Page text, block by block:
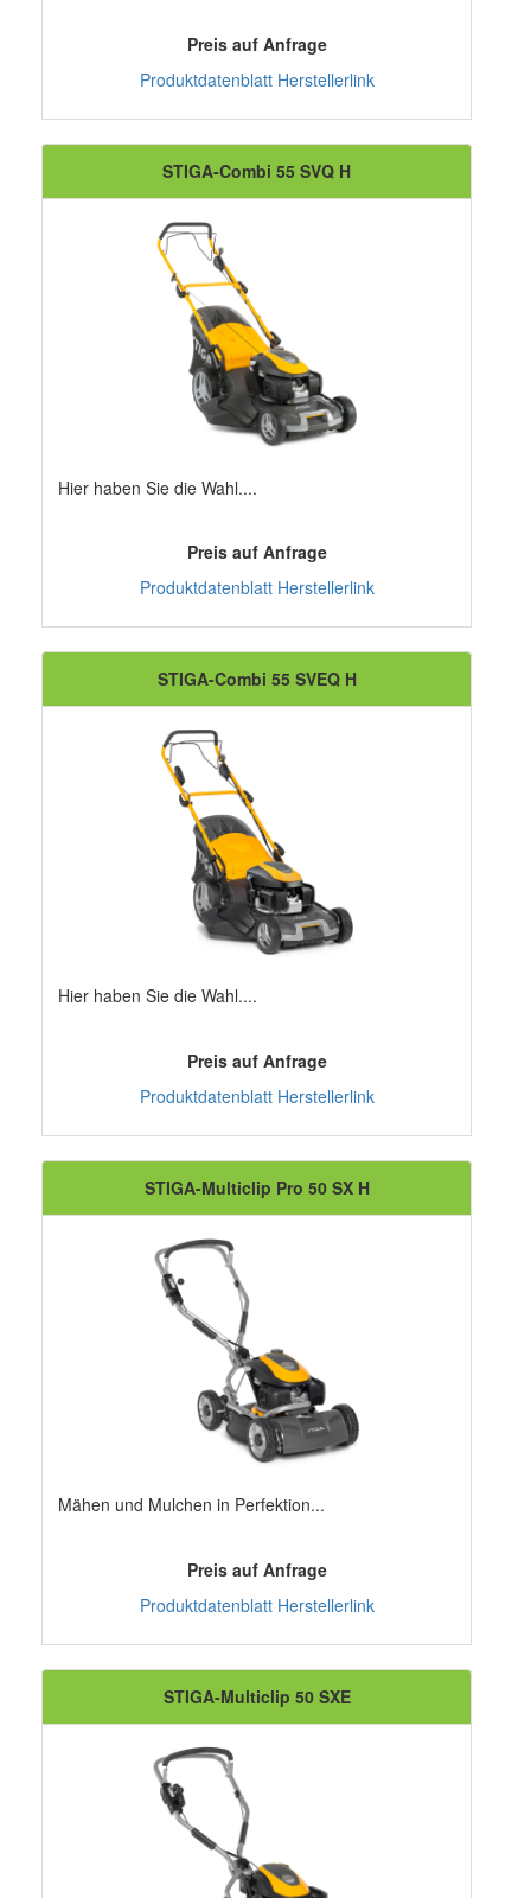
Preis auf Anfrage
Produktdatenblatt Herstellerlink
STIGA-Combi 55 SVQ H
Hier haben Sie die Wahl....
Preis auf Anfrage
Produktdatenblatt Herstellerlink
STIGA-Combi 55 SVEQ H
Hier haben Sie die Wahl....
Preis auf Anfrage
Produktdatenblatt Herstellerlink
STIGA-Multiclip Pro 50 SX H
Mähen und Mulchen in Perfektion...
Preis auf Anfrage
Produktdatenblatt Herstellerlink
STIGA-Multiclip 50 SXE